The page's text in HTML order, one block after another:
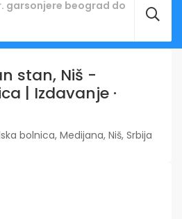
stan, Niš -
| Izdavanje ·
bolnica, Medijana, Niš, Srbija